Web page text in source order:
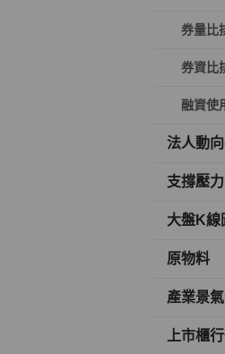
券量比
券資比
融資使
法人動
支撐壓
大盤K線
原物料
產業景
上市櫃